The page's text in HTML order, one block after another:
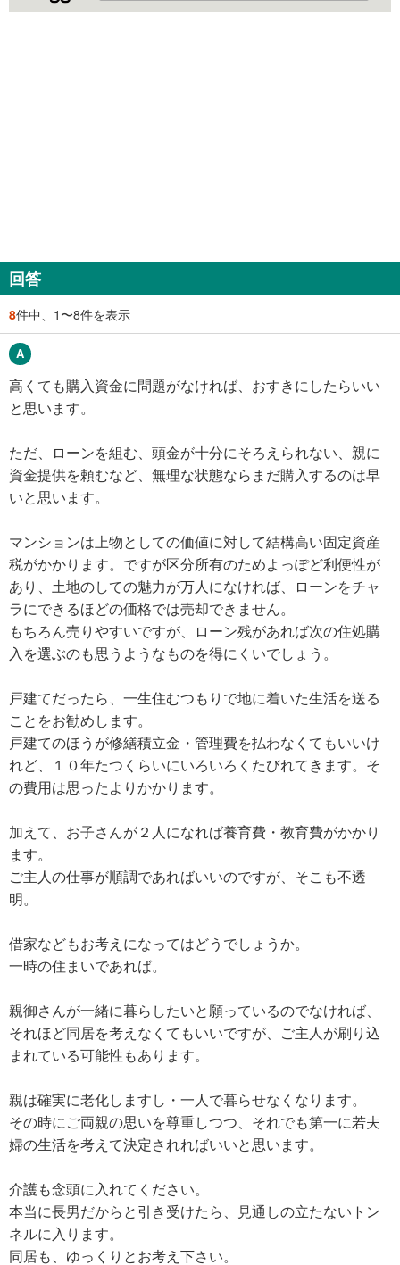
回答
8件中、1〜8件を表示
高くても購入資金に問題がなければ、おすきにしたらいい
と思います。
ただ、ローンを組む、頭金が十分にそろえられない、親に
資金提供を頼むなど、無理な状態ならまだ購入するのは早
いと思います。
マンションは上物としての価値に対して結構高い固定資産
税がかかります。ですが区分所有のためよっぽど利便性が
あり、土地のしての魅力が万人になければ、ローンをチャ
ラにできるほどの価格では売却できません。
もちろん売りやすいですが、ローン残があれば次の住処購
入を選ぶのも思うようなものを得にくいでしょう。
戸建てだったら、一生住むつもりで地に着いた生活を送る
ことをお勧めします。
戸建てのほうが修繕積立金・管理費を払わなくてもいいけ
れど、１０年たつくらいにいろいろくたびれてきます。そ
の費用は思ったよりかかります。
加えて、お子さんが２人になれば養育費・教育費がかかり
ます。
ご主人の仕事が順調であればいいのですが、そこも不透
明。
借家などもお考えになってはどうでしょうか。
一時の住まいであれば。
親御さんが一緒に暮らしたいと願っているのでなければ、
それほど同居を考えなくてもいいですが、ご主人が刷り込
まれている可能性もあります。
親は確実に老化しますし・一人で暮らせなくなります。
その時にご両親の思いを尊重しつつ、それでも第一に若夫
婦の生活を考えて決定されればいいと思います。
介護も念頭に入れてください。
本当に長男だからと引き受けたら、見通しの立たないトン
ネルに入ります。
同居も、ゆっくりとお考え下さい。